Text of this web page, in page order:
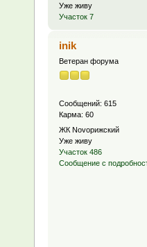
Уже живу
Участок 7
inik
Ветеран форума
Сообщений: 615
Карма: 60
ЖК Novoрижский
Уже живу
Участок 486
Сообщение с